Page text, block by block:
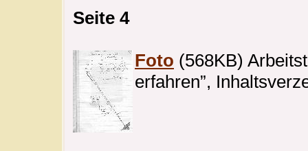
Seite 4
Foto (568KB)
erfahren”,